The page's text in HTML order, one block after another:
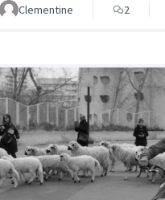
Clementine
2